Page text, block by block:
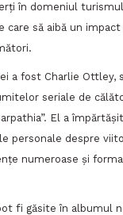
în domeniul
care să aibă un
a fost Charlie Ottley,
seriale de
El a
personale despre
numeroase și
fi găsite în albumul